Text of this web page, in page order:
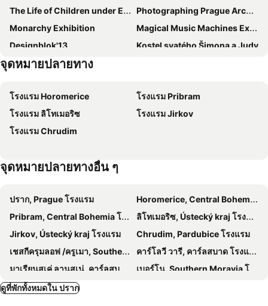
NYX Hotel Prague by Leonardo Hotels
Amadeus
Hotel Raffaello Prague
Salvator Boutique Hotel
Ramada by Wyndham Prague City Centre
Hotel Residence Agnes
Hotel Svornost
Wellness Hotel Step
Panorama by Verdi Hotels
Adria Hotel Prague
Grand Hotel International
The Julius Prague
Grand Majestic Hotel Prague
Hotel City Centre
Novotel Praha Wenceslas Square
ibis Praha Mala Strana
Theatrino Hotel
Hotel City Inn
Urban Creme
Hotel King George
โรงแรมแอตแลนติก
AXA Hotel
Hotel Koruna
Hotel Hastal Prague Old Town
The Life of Children under Emperor Franz Joseph I
Photographing Prague Architecture - 1922-1968
Monarchy Exhibition
Magical Music Machines Exhibition
Designblok'13
Kostel svatého Šimona a Judy
Parizska
Metro station Můstek
Holešovice
Nové Butovice Metro Station
Divoká Šárka
Tchibo
จุดหมายปลายทาง
โรงแรม Horomerice
โรงแรม Pribram
โรงแรม ลิโทเมอริซ
โรงแรม Jirkov
โรงแรม Chrudim
จุดหมายปลายทางอื่น ๆ
ปราก, Prague โรงแรม
Horomerice, Central Bohemia โรงแรม
Pribram, Central Bohemia โรงแรม
ลิโทเมอริซ, Ústecký kraj โรงแรม
Jirkov, Ústecký kraj โรงแรม
Chrudim, Pardubice โรงแรม
เชสกีครุมลอฟ /ครูเมา, Southern Bohemia โรงแรม
คาร์โลวี วารี, คาร์ลสบาด โรงแรม
มาเรียนสเค่ ลานสเน่, คาร์ลสบาด โรงแรม
เบอร์โน, Southern Moravia โรงแรม
Unicov, Olomouc โรงแรม
ดูที่พักทั้งหมดใน ปราก